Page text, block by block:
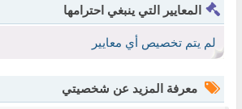
المعايير التي ينبغي احترامها
لم يتم تخصيص أي معايير
معرفة المزيد عن شخصيتي